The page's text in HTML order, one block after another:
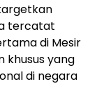
tercatat
di Mesir
khusus yang
di negara